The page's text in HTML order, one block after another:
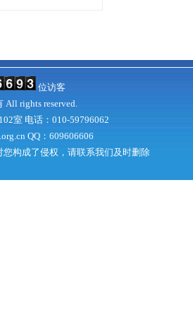
位访客
All rights reserved.
室 电话：010-59796062
QQ： 609606606
构成了侵权，请联系我们及时删除